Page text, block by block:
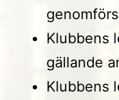
Klubbens
gällande
Klubbens